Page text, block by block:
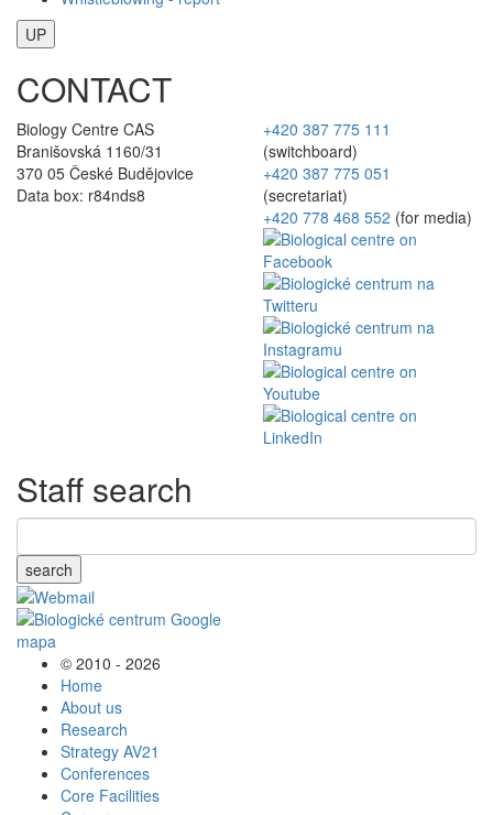
UP
CONTACT
Biology Centre CAS
Branišovská 1160/31
370 05 České Budějovice
Data box: r84nds8
+420 387 775 111
(switchboard)
+420 387 775 051
(secretariat)
+420 778 468 552 (for media)
Staff search
search
© 2010 - 2026
Home
About us
Research
Strategy AV21
Conferences
Core Facilities